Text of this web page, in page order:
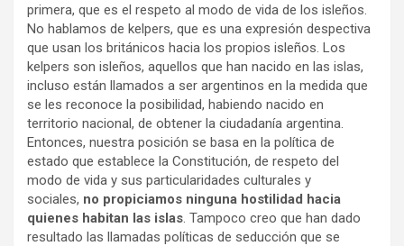
primera, que es el respeto al modo de vida de los isleños.
No hablamos de kelpers, que es una expresión despectiva
que usan los británicos hacia los propios isleños. Los
kelpers son isleños, aquellos que han nacido en las islas,
incluso están llamados a ser argentinos en la medida que
se les reconoce la posibilidad, habiendo nacido en
territorio nacional, de obtener la ciudadanía argentina.
Entonces, nuestra posición se basa en la política de
estado que establece la Constitución, de respeto del
modo de vida y sus particularidades culturales y
sociales, no propiciamos ninguna hostilidad hacia
quienes habitan las islas. Tampoco creo que han dado
resultado las llamadas políticas de seducción que se